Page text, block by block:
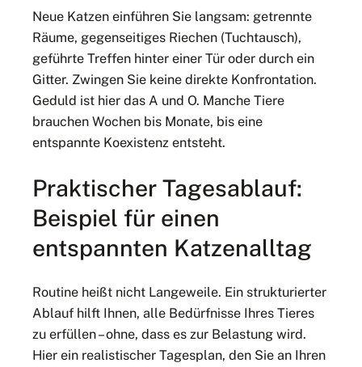
Neue Katzen einführen Sie langsam: getrennte
Räume, gegenseitiges Riechen (Tuchtausch),
geführte Treffen hinter einer Tür oder durch ein
Gitter. Zwingen Sie keine direkte Konfrontation.
Geduld ist hier das A und O. Manche Tiere
brauchen Wochen bis Monate, bis eine
entspannte Koexistenz entsteht.
Praktischer Tagesablauf:
Beispiel für einen
entspannten Katzenalltag
Routine heißt nicht Langeweile. Ein strukturierter
Ablauf hilft Ihnen, alle Bedürfnisse Ihres Tieres
zu erfüllen – ohne, dass es zur Belastung wird.
Hier ein realistischer Tagesplan, den Sie an Ihren